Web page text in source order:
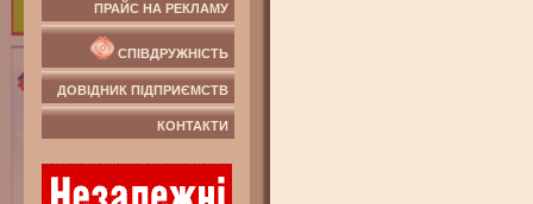
ПРАЙС НА РЕКЛАМУ
СПІВДРУЖНІСТЬ
ДОВІДНИК ПІДПРИЄМСТВ
КОНТАКТИ